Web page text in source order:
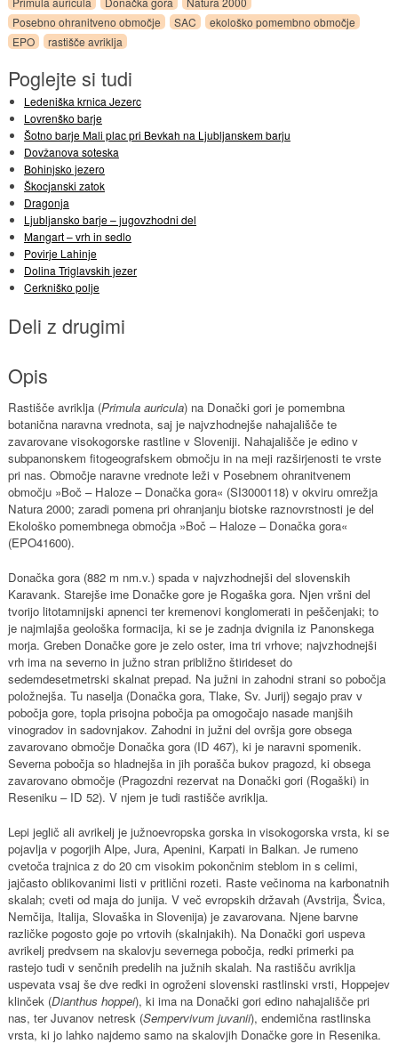
Posebno ohranitveno območje
SAC
ekološko pomembno območje
EPO
rastišče avriklja
Poglejte si tudi
Ledeniška krnica Jezerc
Lovrenško barje
Šotno barje Mali plac pri Bevkah na Ljubljanskem barju
Dovžanova soteska
Bohinjsko jezero
Škocjanski zatok
Dragonja
Ljubljansko barje – jugovzhodni del
Mangart – vrh in sedlo
Povirje Lahinje
Dolina Triglavskih jezer
Cerkniško polje
Deli z drugimi
Opis
Rastišče avriklja (Primula auricula) na Donački gori je pomembna
botanična naravna vrednota, saj je najvzhodnejše nahajališče te
zavarovane visokogorske rastline v Sloveniji. Nahajališče je edino v
subpanonskem fitogeografskem območju in na meji razširjenosti te vrste
pri nas. Območje naravne vrednote leži v Posebnem ohranitvenem
območju »Boč – Haloze – Donačka gora« (SI3000118) v okviru omrežja
Natura 2000; zaradi pomena pri ohranjanju biotske raznovrstnosti je del
Ekološko pomembnega območja »Boč – Haloze – Donačka gora«
(EPO41600).
Donačka gora (882 m nm.v.) spada v najvzhodnejši del slovenskih
Karavank. Starejše ime Donačke gore je Rogaška gora. Njen vršni del
tvorijo litotamnijski apnenci ter kremenovi konglomerati in peščenjaki; to
je najmlajša geološka formacija, ki se je zadnja dvignila iz Panonskega
morja. Greben Donačke gore je zelo oster, ima tri vrhove; najvzhodnejši
vrh ima na severno in južno stran približno štirideset do
sedemdesetmetrski skalnat prepad. Na južni in zahodni strani so pobočja
položnejša. Tu naselja (Donačka gora, Tlake, Sv. Jurij) segajo prav v
pobočja gore, topla prisojna pobočja pa omogočajo nasade manjših
vinogradov in sadovnjakov. Zahodni in južni del ovršja gore obsega
zavarovano območje Donačka gora (ID 467), ki je naravni spomenik.
Severna pobočja so hladnejša in jih porašča bukov pragozd, ki obsega
zavarovano območje (Pragozdni rezervat na Donački gori (Rogaški) in
Reseniku – ID 52). V njem je tudi rastišče avriklja.
Lepi jeglič ali avrikelj je južnoevropska gorska in visokogorska vrsta, ki se
pojavlja v pogorjih Alpe, Jura, Apenini, Karpati in Balkan. Je rumeno
cvetoča trajnica z do 20 cm visokim pokončnim steblom in s celimi,
jajčasto oblikovanimi listi v pritlični rozeti. Raste večinoma na karbonatnih
skalah; cveti od maja do junija. V več evropskih državah (Avstrija, Švica,
Nemčija, Italija, Slovaška in Slovenija) je zavarovana. Njene barvne
različke pogosto goje po vrtovih (skalnjakih). Na Donački gori uspeva
avrikelj predvsem na skalovju severnega pobočja, redki primerki pa
rastejo tudi v senčnih predelih na južnih skalah. Na rastišču avriklja
uspevata vsaj še dve redki in ogroženi slovenski rastlinski vrsti, Hoppejev
klinček (Dianthus hoppei), ki ima na Donački gori edino nahajališče pri
nas, ter Juvanov netresk (Sempervivum juvanii), endemična rastlinska
vrsta, ki jo lahko najdemo samo na skalovjih Donačke gore in Resenika.